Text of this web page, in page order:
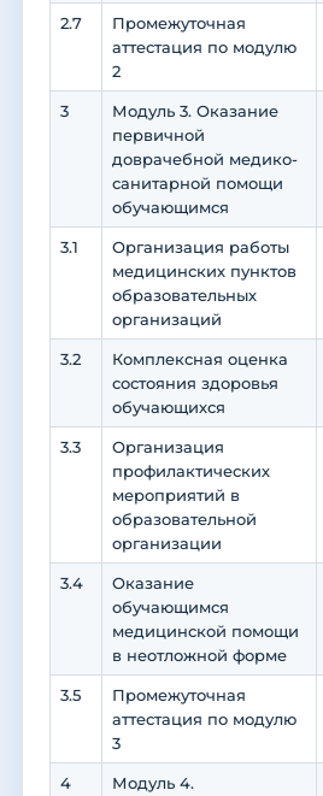
2.7
Промежуточная
аттестация по модулю
2
3
Модуль 3. Оказание
первичной
доврачебной медико-
санитарной помощи
обучающимся
3.1
Организация работы
медицинских пунктов
образовательных
организаций
3.2
Комплексная оценка
состояния здоровья
обучающихся
3.3
Организация
профилактических
мероприятий в
образовательной
организации
3.4
Оказание
обучающимся
медицинской помощи
в неотложной форме
3.5
Промежуточная
аттестация по модулю
3
4
Модуль 4.